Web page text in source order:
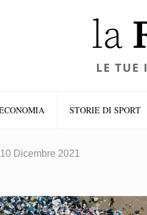
STORIE DI SPORT
10 Dicembre 2021